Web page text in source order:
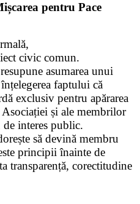
pentru Pace
civic comun.
asumarea unui
faptului că
exclusiv pentru apărarea
și ale membrilor
interes public.
să devină membru
principii înainte de
transparență, corectitudine